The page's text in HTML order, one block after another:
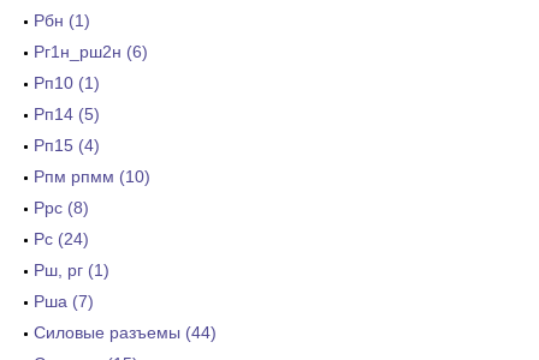
Рбн (1)
Рг1н_рш2н (6)
Рп10 (1)
Рп14 (5)
Рп15 (4)
Рпм рпмм (10)
Ррс (8)
Рс (24)
Рш, рг (1)
Рша (7)
Силовые разъемы (44)